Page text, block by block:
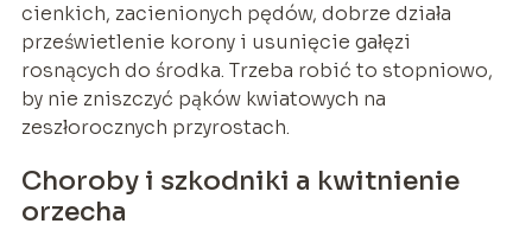
cienkich, zacienionych pędów, dobrze działa
prześwietlenie korony i usunięcie gałęzi
rosnących do środka. Trzeba robić to stopniowo,
by nie zniszczyć pąków kwiatowych na
zeszłorocznych przyrostach.
Choroby i szkodniki a kwitnienie
orzecha